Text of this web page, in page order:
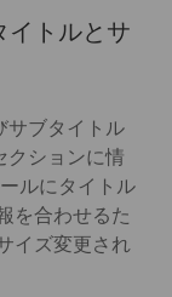
イトルとサ
サブタイトル
クションに情
ルにタイトル
を合わせるた
イズ変更され